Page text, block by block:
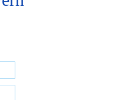
springen.